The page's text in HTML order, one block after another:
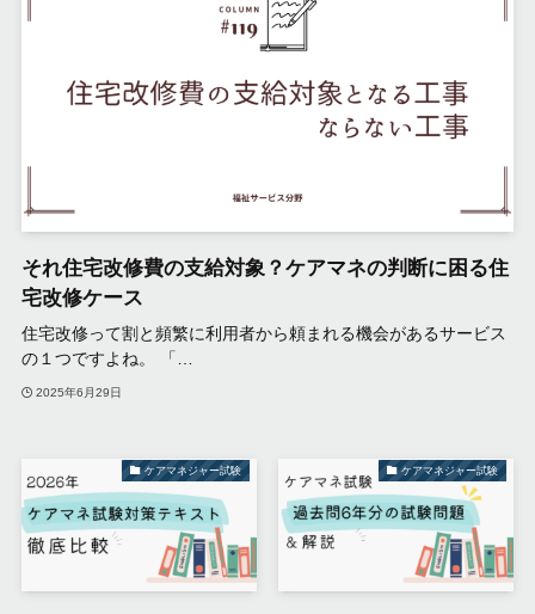
それ住宅改修費の支給対象？ケアマネの判断に困る住
宅改修ケース
住宅改修って割と頻繁に利用者から頼まれる機会があるサービス
の１つですよね。 「…
2025年6月29日
ケアマネジャー試験 ケアマネジャー試験